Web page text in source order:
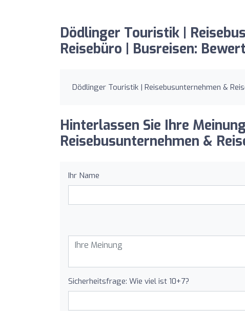
Dödlinger Touristik |
Reisebüro | Busreisen:
Dödlinger Touristik | Reisebusunternehmen &
Hinterlassen Sie Ihre
Reisebusunternehmen &
Ihr Name
Sicherheitsfrage: Wie viel ist 10+7?